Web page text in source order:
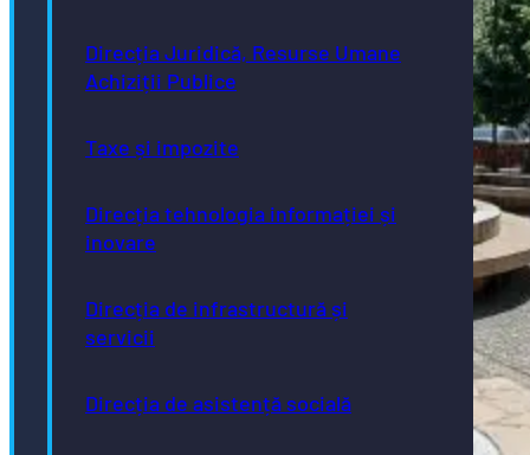
Direcția Juridică, Resurse Umane
Achiziții Publice
Taxe și impozite
Direcția tehnologia informației și
inovare
Direcția de infrastructură și
servicii
Direcția de asistență socială